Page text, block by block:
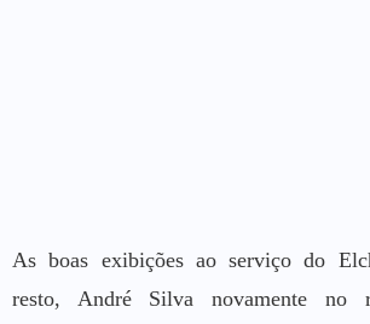
As boas exibições ao serviço do
resto, André Silva novamente no